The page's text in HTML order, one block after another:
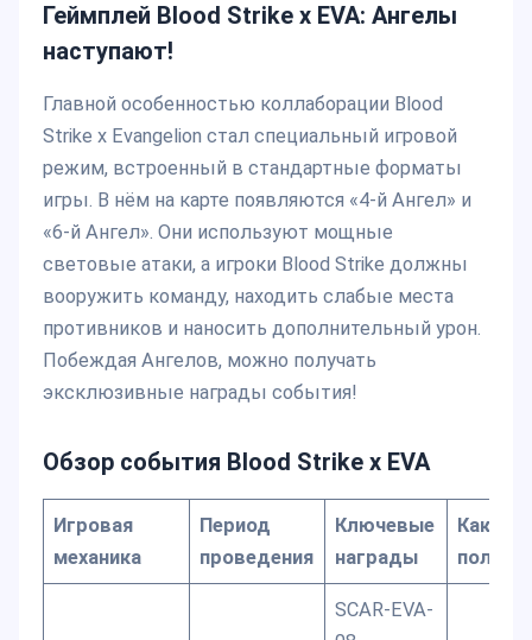
Геймплей Blood Strike x EVA: Ангелы
наступают!
Главной особенностью коллаборации Blood
Strike x Evangelion стал специальный игровой
режим, встроенный в стандартные форматы
игры. В нём на карте появляются «4-й Ангел» и
«6-й Ангел». Они используют мощные
световые атаки, а игроки Blood Strike должны
вооружить команду, находить слабые места
противников и наносить дополнительный урон.
Побеждая Ангелов, можно получать
эксклюзивные награды события!
Обзор события Blood Strike x EVA
Игровая
механика
Период
проведения
Ключевые
награды
Как
SCAR-EVA-